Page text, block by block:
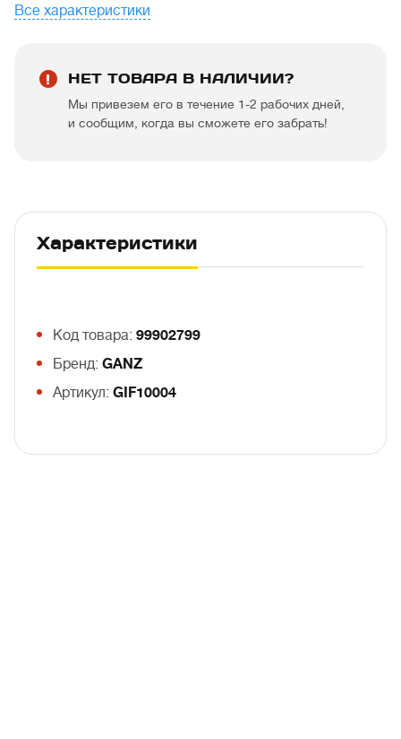
Все характеристики
НЕТ ТОВАРА В НАЛИЧИИ?
Мы привезем его в течение 1-2 рабочих дней,
и сообщим, когда вы сможете его забрать!
Характеристики
Код товара: 99902799
Бренд: GANZ
Артикул: GIF10004